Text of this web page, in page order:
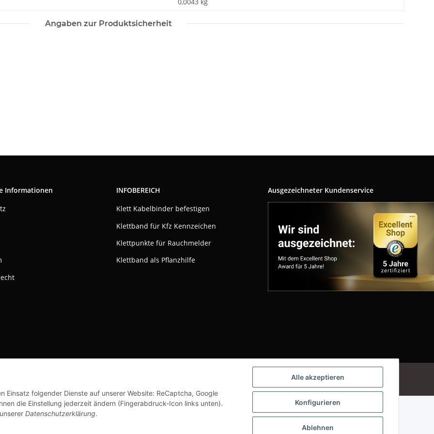
Alle akzeptieren
Konfigurieren
Ablehnen
Einsatz folgender Dienste auf unserer Website: ReCaptcha, Google
die Einstellung jederzeit ändern (Fingerabdruck-Icon links unten).
Datenschutzerklärung.
Angaben zur Produktsicherheit
Informationen INFOBEREICH
Klett Kabelbinder befestigen
Klettband für Kfz Kennzeichen
Klettpunkte für Rauchmelder
Klettband als Pflanzhilfe
Ausgezeichneter Kundenservice
Powered by